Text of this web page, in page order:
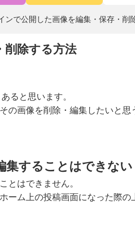
ンで公開した画像を編集・保存・削
削除する方法
ると思います。
の画像を削除・編集したいと思
集することはできない
とはできません。
ーム上の投稿画面になった際の